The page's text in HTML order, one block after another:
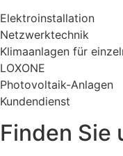
Elektroinstallation
Netzwerktechnik
Klimaanlagen für
LOXONE
Photovoltaik-Anlagen
Kundendienst
Finden Sie